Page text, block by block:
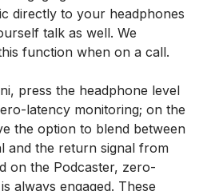
directly to your headphones
talk as well. We
function when on a call.
press the headphone level
latency monitoring; on the
the option to blend between
and the return signal from
on the Podcaster, zero-
always engaged. These